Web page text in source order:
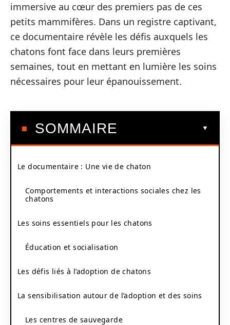
immersive au cœur des premiers pas de ces
petits mammifères. Dans un registre captivant,
ce documentaire révèle les défis auxquels les
chatons font face dans leurs premières
semaines, tout en mettant en lumière les soins
nécessaires pour leur épanouissement.
SOMMAIRE
Le documentaire : Une vie de chaton
Comportements et interactions sociales chez les
chatons
Les soins essentiels pour les chatons
Éducation et socialisation
Les défis liés à l’adoption de chatons
La sensibilisation autour de l’adoption et des soins
Les centres de sauvegarde